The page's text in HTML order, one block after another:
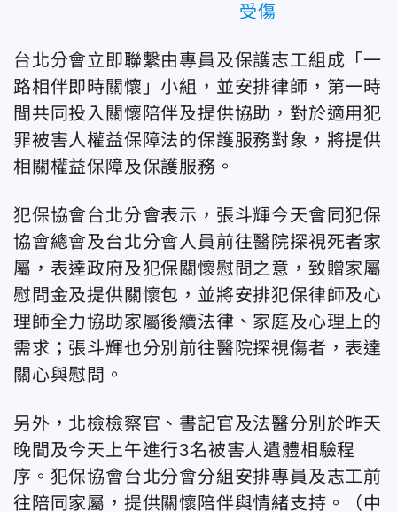
受傷
台北分會立即聯繫由專員及保護志工組成「一
路相伴即時關懷」小組，並安排律師，第一時
間共同投入關懷陪伴及提供協助，對於適用犯
罪被害人權益保障法的保護服務對象，將提供
相關權益保障及保護服務。
犯保協會台北分會表示，張斗輝今天會同犯保
協會總會及台北分會人員前往醫院探視死者家
屬，表達政府及犯保關懷慰問之意，致贈家屬
慰問金及提供關懷包，並將安排犯保律師及心
理師全力協助家屬後續法律、家庭及心理上的
需求；張斗輝也分別前往醫院探視傷者，表達
關心與慰問。
另外，北檢檢察官、書記官及法醫分別於昨天
晚間及今天上午進行3名被害人遺體相驗程
序。犯保協會台北分會分組安排專員及志工前
往陪同家屬，提供關懷陪伴與情緒支持。（中